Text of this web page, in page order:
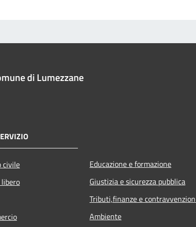
di Lumezzane
civile
Educazione e formazione
Giustizia e sicurezza pubblica
Tributi,finanze e
Ambiente